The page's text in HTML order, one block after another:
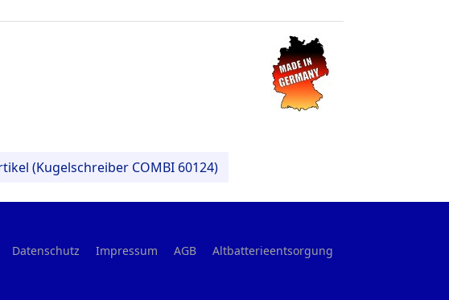
(Kugelschreiber COMBI 60124)
Datenschutz Impressum AGB Altbatterieentsorgung